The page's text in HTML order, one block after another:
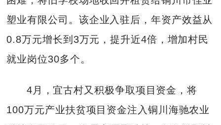
塑业有限公司。该企业入驻后，年资产效益从
0.8万元增长到3万元，提升近4倍，增加村民
就业岗位30多个。
4月，宜古村又积极争取项目资金，将
100万元产业扶贫项目资金注入铜川海驰农业